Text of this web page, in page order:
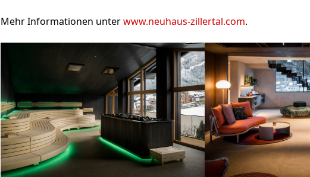
Mehr Informationen unterwww.neuhaus-zillertal.com.